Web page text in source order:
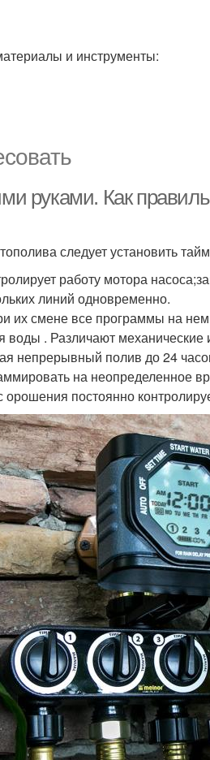
и инструменты:
руками. Как
следует установить
работу мотора
линий одновременно.
их смене все программы на
воды . Различают
непрерывный полив до 24
на неопределенное
орошения постоянно